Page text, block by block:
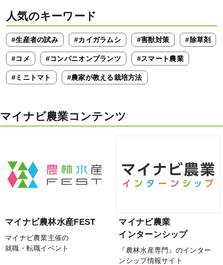
人気のキーワード
#生産者の試み #カイガラムシ #害獣対策 #除草剤
#コメ #コンパニオンプランツ #スマート農業
#ミニトマト #農家が教える栽培方法
マイナビ農業コンテンツ
マイナビ農林水産FEST
マイナビ農業主催の
就職・転職イベント
マイナビ農業
インターンシップ
『農林水産専門』のインター
ンシップ情報サイト